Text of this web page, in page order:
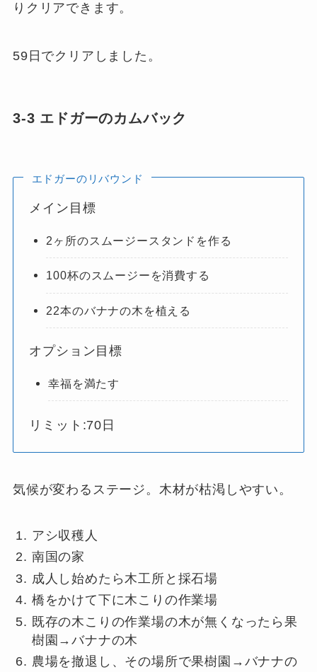
りクリアできます。
59日でクリアしました。
3-3 エドガーのカムバック
エドガーのリバウンド
メイン目標
2ヶ所のスムージースタンドを作る
100杯のスムージーを消費する
22本のバナナの木を植える
オプション目標
幸福を満たす
リミット:70日
気候が変わるステージ。木材が枯渇しやすい。
アシ収穫人
南国の家
成人し始めたら木工所と採石場
橋をかけて下に木こりの作業場
既存の木こりの作業場の木が無くなったら果
樹園→バナナの木
農場を撤退し、その場所で果樹園→バナナの